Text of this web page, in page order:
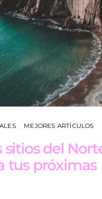
MEJORES ARTÍCULOS
sitios del
tus próximas